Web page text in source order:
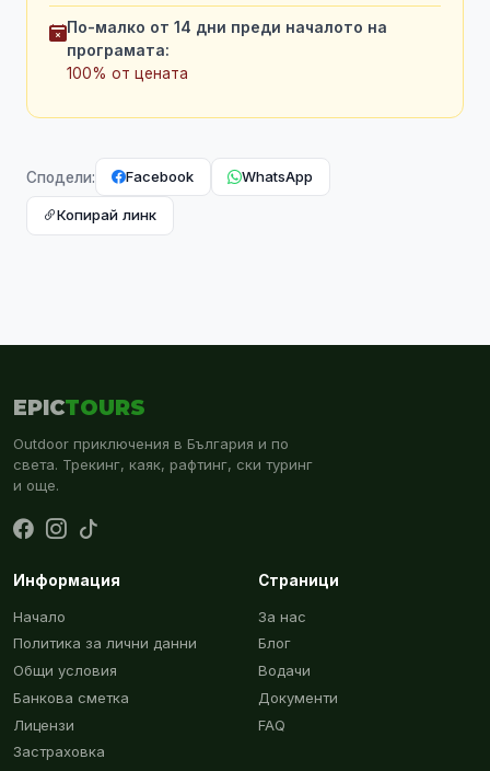
По-малко от 14 дни преди началото на
програмата:
100% от цената
Сподели: Facebook WhatsApp
Копирай линк
EPICTOURS
Outdoor приключения в България и по
света. Трекинг, каяк, рафтинг, ски туринг
и още.
Информация
Начало
Политика за лични данни
Общи условия
Банкова сметка
Лицензи
Застраховка
Страници
За нас
Блог
Водачи
Документи
FAQ